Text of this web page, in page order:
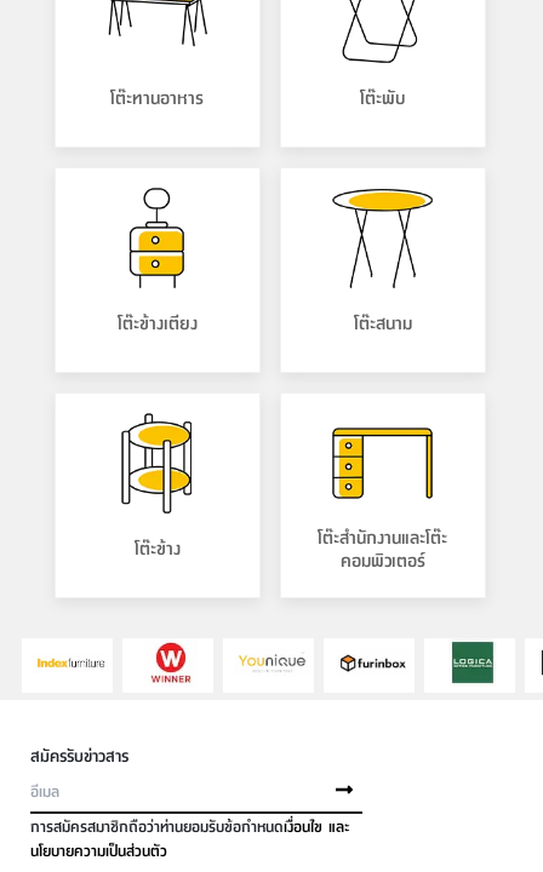
โต๊ะทานอาหาร โต๊ะพับ
โต๊ะข้างเตียง โต๊ะสนาม
โต๊ะข้าง
โต๊ะสำนักงานและโต๊ะ
คอมพิวเตอร์
สมัครรับข่าวสาร
การสมัครสมาชิกถือว่าท่านยอมรับข้อกำหนดเงื่อนไข และ
นโยบายความเป็นส่วนตัว